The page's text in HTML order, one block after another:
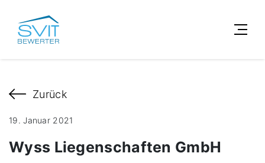
Zurück
19. Januar 2021
Wyss Liegenschaften GmbH